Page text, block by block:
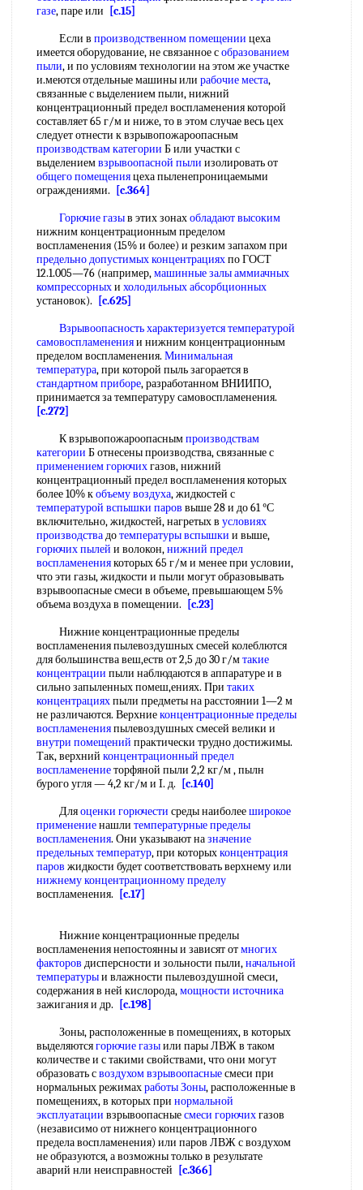
газе, паре или
[c.15]
Если в производственном помещении цеха
имеется оборудование, не связанное собразованием
пыли, и по условиям технологии на этом же участке
и.меются отдельные машины или рабочие места,
связанные с выделением пыли, нижний
концентрационный предел воспламенения которой
составляет 65 г/м и ниже, то в этом случае весь цех
следует отнести к взрывопожароопасным
производствам категории Б или участки с
выделениемвзрывоопасной пыли изолировать от
общего помещенияцеха пыленепроницаемыми
ограждениями.
[c.364]
Горючие газыв этих зонахобладают высоким
нижним концентрационным пределом
воспламенения (15% и более) и резким запахом при
предельно допустимых концентрацияхпо ГОСТ
12.1.005—76 (например,машинные залыаммиачных
компрессорныхи холодильных абсорбционных
установок).
[c.625]
Взрывоопасность характеризуетсятемпературой
самовоспламененияи нижним концентрационным
пределом воспламенения. Минимальная
температура, при которой пыль загорается в
стандартном приборе, разработанном ВНИИПО,
принимается за температуру самовоспламенения.
[c.272]
К взрывопожароопаснымпроизводствам
категории Б отнесены производства, связанные с
применением горючихгазов, нижний
концентрационный предел воспламенения которых
более 10% кобъему воздуха, жидкостей с
температурой вспышки паров выше 28 и до 61 °С
включительно, жидкостей, нагретых в условиях
производствадотемпературы вспышки и выше,
горючих пылей и волокон,нижний предел
воспламенениякоторых 65 г/м и менее при условии,
что эти газы, жидкости и пыли могут образовывать
взрывоопасные смеси в объеме, превышающем 5%
объема воздуха в помещении.
[c.23]
Нижние концентрационные пределы
воспламенения пылевоздушных смесей колеблются
для большинства веш,еств от 2,5 до 30 г/мтакие
концентрации пыли наблюдаются в аппаратуре и в
сильно запыленных помеш,ениях. При таких
концентрацияхпыли предметы на расстоянии 1—2 м
не различаются. Верхниеконцентрационные пределы
воспламененияпылевоздушных смесей велики и
внутри помещений практически трудно достижимы.
Так, верхний концентрационный предел
воспламенениеторфяной пыли 2,2 кг/м , пылн
бурого угля — 4,2 кг/м и I. д.
[c.140]
Дляоценки горючести среды наиболееширокое
применениенашли температурные пределы
воспламенения. Они указывают назначение
предельных температур, при которыхконцентрация
паров жидкости будет соответствовать верхнему или
нижнему концентрационному пределу
воспламенения.
[c.17]
Нижние концентрационные пределы
воспламенения непостоянны и зависят отмногих
факторов дисперсности и зольности пыли,начальной
температурыи влажности пылевоздушной смеси,
содержания в ней кислорода,мощности источника
зажигания и др.
[c.198]
Зоны, расположенные в помещениях, в которых
выделяютсягорючие газыили пары ЛВЖ в таком
количестве и с такими свойствами, что они могут
образовать своздухом взрывоопасныесмеси при
нормальных режимахработы Зоны, расположенные в
помещениях, в которых при нормальной
эксплуатации взрывоопасныесмеси горючихгазов
(независимо от нижнего концентрационного
предела воспламенения) или паров ЛВЖ с воздухом
не образуются, а возможны только в результате
аварий нли неисправностей
[c.366]